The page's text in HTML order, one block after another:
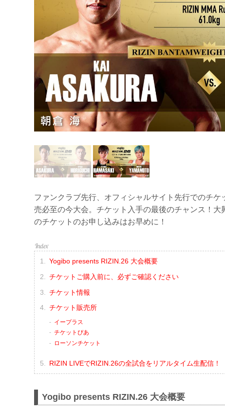
ファンクラブ先行、オフィシャルサイト先行でのチ
売必至の今大会。チケット入手の最後のチャンス！
のチケットのお申し込みはお早めに！
Yogibo presents RIZIN.26 大会概要
チケットご購入前に、必ずご確認ください
チケット情報
チケット販売所
イープラス
チケットぴあ
ローソンチケット
RIZIN LIVEでRIZIN.26の全試合をリアルタイム生配信！
Yogibo presents RIZIN.26 大会概要